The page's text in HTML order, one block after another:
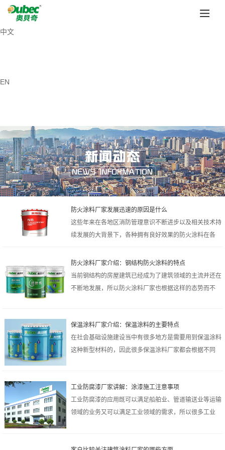
中文
EN
防火涂料厂家发展迅速的原因是什么
这些年来在各地区消防管理意识不断进步以及相关技术持
续发展的大背景下，各种拥有良好效果的防火涂料在各
防火涂料厂家介绍：钢结构防火涂料的特点
当前钢结构的房屋建筑已经成为了建筑领域的主流并还在
不断地发展，所以防火涂料厂家也根据这样的态势而不
保温涂料厂家介绍：保温涂料的主要特点
在社会基础设施建设当中有很多地方是需要用到保温涂料
这种新型材料的，因此很多保温涂料厂家都会根据不同
工业防腐漆厂家讲解：涂漆施工注意事项
工业防腐漆的应用既可以满足船舶业、管道输送业等运输
领域的业务又可以满足工业领域的需求，所以很多工业